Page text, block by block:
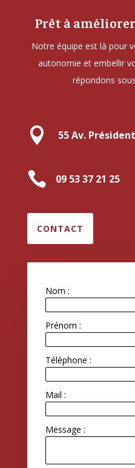
Prêt à
Notre équipe est là pour
autonomie et embellir
répondons
 55 Av.
 09 53 37 21 25
CONTACT
Nom :
Prénom :
Téléphone :
Mail :
Message :